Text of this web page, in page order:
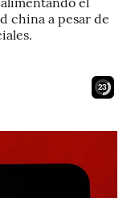
china a pesar de
21